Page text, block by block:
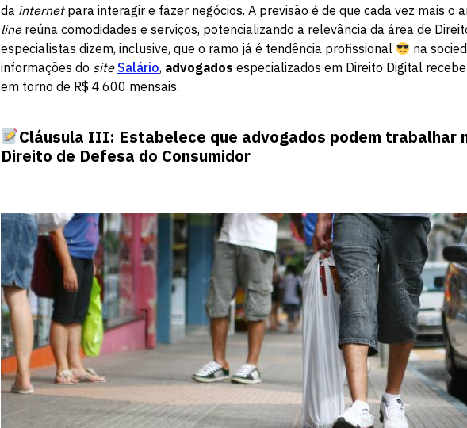
da internetpara interagir e fazer negócios. A previsão é de que cada vez mais o
linereúna comodidades e serviços, potencializando a relevância da área de
especialistas dizem, inclusive, que o ramo já é tendência profissional
na
informações do site Salário, advogados especializados em Direito Digital
em torno de R$ 4.600 mensais.
Cláusula III: Estabelece que advogados podem trabalhar
Direito de Defesa do Consumidor